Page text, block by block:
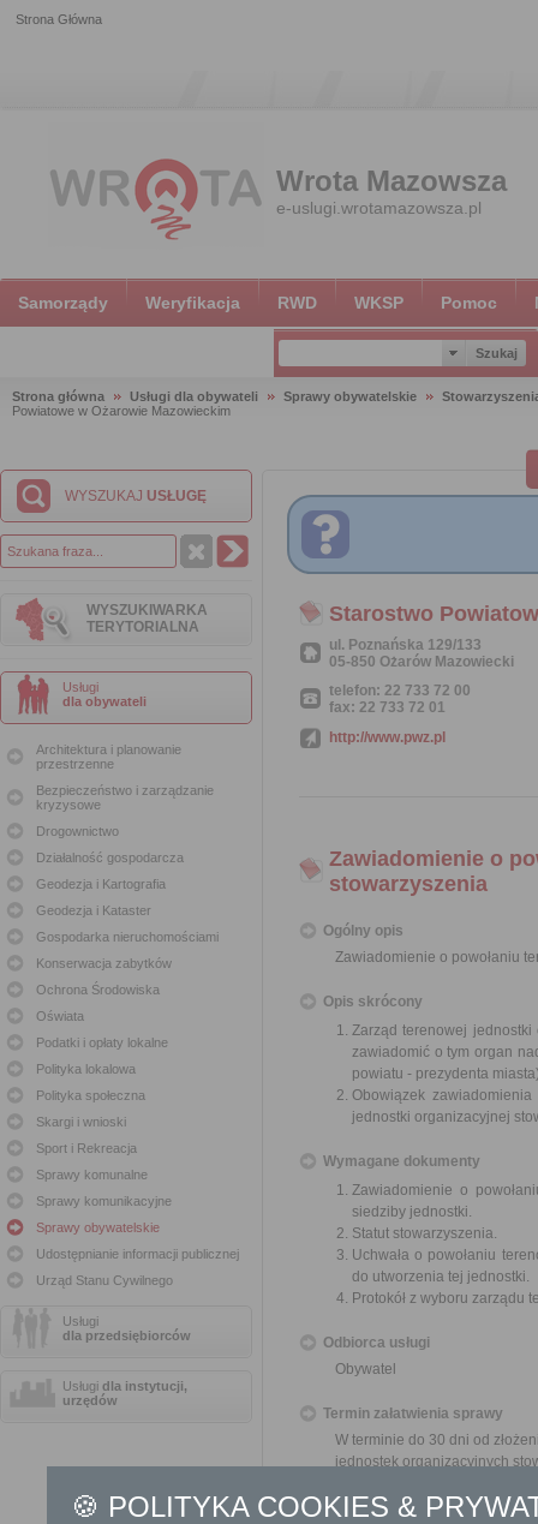
Strona Główna
Wrota Mazowsza
e-uslugi.wrotamazowsza.pl
Samorządy Weryfikacja RWD WKSP Pomoc
Strona główna Usługi dla obywateli Sprawy obywatelskie
Powiatowe w Ożarowie Mazowieckim
WYSZUKAJ USŁUGĘ
WYSZUKIWARKA
TERYTORIALNA
Usługi
dla obywateli
Architektura i planowanie
przestrzenne
Bezpieczeństwo i zarządzanie
kryzysowe
Drogownictwo
Działalność gospodarcza
Geodezja i Kartografia
Geodezja i Kataster
Gospodarka nieruchomościami
Konserwacja zabytków
Ochrona Środowiska
Oświata
Podatki i opłaty lokalne
Polityka lokalowa
Polityka społeczna
Skargi i wnioski
Sport i Rekreacja
Sprawy komunalne
Sprawy komunikacyjne
Sprawy obywatelskie
Udostępnianie informacji publicznej
Urząd Stanu Cywilnego
Usługi
dla przedsiębiorców
Usługi dla instytucji,
urzędów
Starostwo
ul. Poznańska 129/133
05-850 Ożarów Mazowiecki
telefon: 22 733 72 00
fax: 22 733 72 01
http://www.pwz.pl
Zawiadomienie o
stowarzyszenia
Ogólny opis
Zawiadomienie o powołaniu
Opis skrócony
Zarząd terenowej
zawiadomić o tym organ
powiatu - prezydenta
Obowiązek
jednostki organizacyjnej
Wymagane dokumenty
Zawiadomienie o
siedziby jednostki.
Statut stowarzyszenia.
Uchwała o powołaniu
do utworzenia tej jednostki.
Protokół z wyboru zarządu
Odbiorca usługi
Obywatel
Termin załatwienia sprawy
W terminie do 30 dni od
jednostek organizacyjnych
Informacja
🍪 POLITYKA COOKIES &